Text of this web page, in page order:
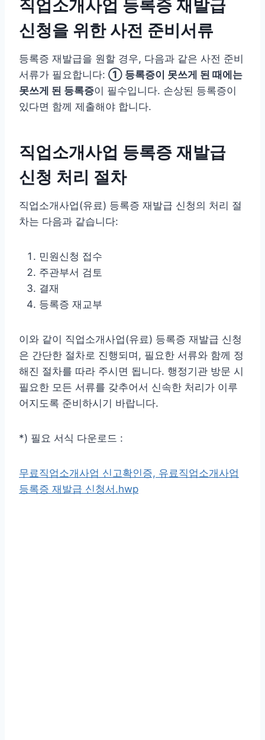
직업소개사업 등록증 재발급
신청을 위한 사전 준비서류
등록증 재발급을 원할 경우, 다음과 같은 사전 준비
서류가 필요합니다: ① 등록증이 못쓰게 된 때에는
못쓰게 된 등록증이 필수입니다. 손상된 등록증이
있다면 함께 제출해야 합니다.
직업소개사업 등록증 재발급
신청 처리 절차
직업소개사업(유료) 등록증 재발급 신청의 처리 절
차는 다음과 같습니다:
민원신청 접수
주관부서 검토
결재
등록증 재교부
이와 같이 직업소개사업(유료) 등록증 재발급 신청
은 간단한 절차로 진행되며, 필요한 서류와 함께 정
해진 절차를 따라 주시면 됩니다. 행정기관 방문 시
필요한 모든 서류를 갖추어서 신속한 처리가 이루
어지도록 준비하시기 바랍니다.
*) 필요 서식 다운로드 :
무료직업소개사업 신고확인증, 유료직업소개사업
등록증 재발급 신청서.hwp